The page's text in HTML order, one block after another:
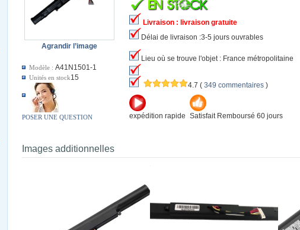
Agrandir l’image
Modèle : A41N1501-1
Unités en stock15
POSER UNE QUESTION
Livraison : livraison gratuite
Délai de livraison :3-5 jours ouvrables
Lieu où se trouve l'objet : France métropolitaine
4.7 ( 349 commentaires )
expédition rapide Satisfait Remboursé 60 jours
Images additionnelles